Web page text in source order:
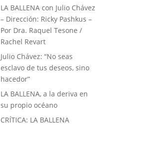
LA BALLENA con Julio Chávez
– Dirección: Ricky Pashkus –
Por Dra. Raquel Tesone /
Rachel Revart
Julio Chávez: “No seas
esclavo de tus deseos, sino
hacedor”
LA BALLENA, a la deriva en
su propio océano
CRÍTICA: LA BALLENA